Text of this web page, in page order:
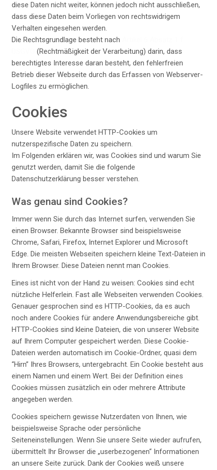
diese Daten nicht weiter, können jedoch nicht ausschließen,
dass diese Daten beim Vorliegen von rechtswidrigem
Verhalten eingesehen werden.
Die Rechtsgrundlage besteht nach
(Rechtmäßigkeit der Verarbeitung) darin, dass
berechtigtes Interesse daran besteht, den fehlerfreien
Betrieb dieser Webseite durch das Erfassen von Webserver-
Logfiles zu ermöglichen.
Cookies
Unsere Website verwendet HTTP-Cookies um
nutzerspezifische Daten zu speichern.
Im Folgenden erklären wir, was Cookies sind und warum Sie
genutzt werden, damit Sie die folgende
Datenschutzerklärung besser verstehen.
Was genau sind Cookies?
Immer wenn Sie durch das Internet surfen, verwenden Sie
einen Browser. Bekannte Browser sind beispielsweise
Chrome, Safari, Firefox, Internet Explorer und Microsoft
Edge. Die meisten Webseiten speichern kleine Text-Dateien in
Ihrem Browser. Diese Dateien nennt man Cookies.
Eines ist nicht von der Hand zu weisen: Cookies sind echt
nützliche Helferlein. Fast alle Webseiten verwenden Cookies.
Genauer gesprochen sind es HTTP-Cookies, da es auch
noch andere Cookies für andere Anwendungsbereiche gibt.
HTTP-Cookies sind kleine Dateien, die von unserer Website
auf Ihrem Computer gespeichert werden. Diese Cookie-
Dateien werden automatisch im Cookie-Ordner, quasi dem
“Hirn” Ihres Browsers, untergebracht. Ein Cookie besteht aus
einem Namen und einem Wert. Bei der Definition eines
Cookies müssen zusätzlich ein oder mehrere Attribute
angegeben werden.
Cookies speichern gewisse Nutzerdaten von Ihnen, wie
beispielsweise Sprache oder persönliche
Seiteneinstellungen. Wenn Sie unsere Seite wieder aufrufen,
übermittelt Ihr Browser die „userbezogenen“ Informationen
an unsere Seite zurück. Dank der Cookies weiß unsere